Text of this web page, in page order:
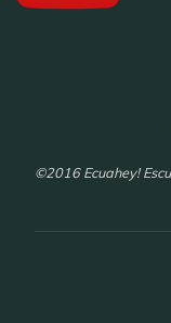
©2016 Ecuahey!